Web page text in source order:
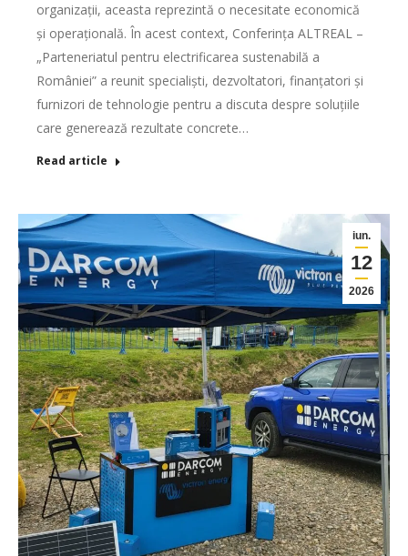
organizații, aceasta reprezintă o necesitate economică
și operațională. În acest context, Conferința ALTREAL –
„Parteneriatul pentru electrificarea sustenabilă a
României” a reunit specialiști, dezvoltatori, finanțatori și
furnizori de tehnologie pentru a discuta despre soluțiile
care generează rezultate concrete…
Read article
iun.
12
2026